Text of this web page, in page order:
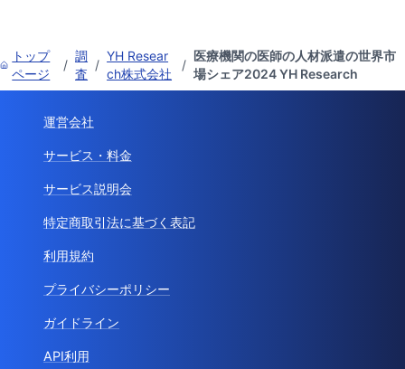
トップ
ページ
/
調
査
/
YH Resear
ch株式会社
/
医療機関の医師の人材派遣の世界市
場シェア2024 YH Research
運営会社
サービス・料金
サービス説明会
特定商取引法に基づく表記
利用規約
プライバシーポリシー
ガイドライン
API利用